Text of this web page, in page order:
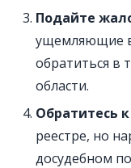
Подайте
ущемляющие
обратиться в
области.
Обратитесь
реестре, но
досудебном